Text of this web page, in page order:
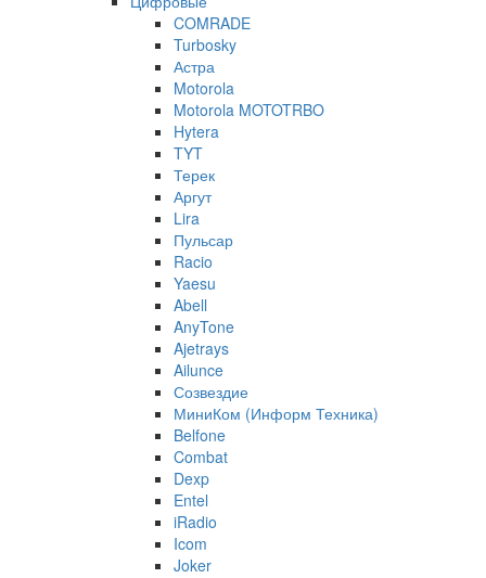
COMRADE
Turbosky
Астра
Motorola
Motorola MOTOTRBO
Hytera
TYT
Терек
Аргут
Lira
Пульсар
Racio
Yaesu
Abell
AnyTone
Ajetrays
Ailunce
Созвездие
МиниКом (Информ Техника)
Belfone
Combat
Dexp
Entel
iRadio
Icom
Joker